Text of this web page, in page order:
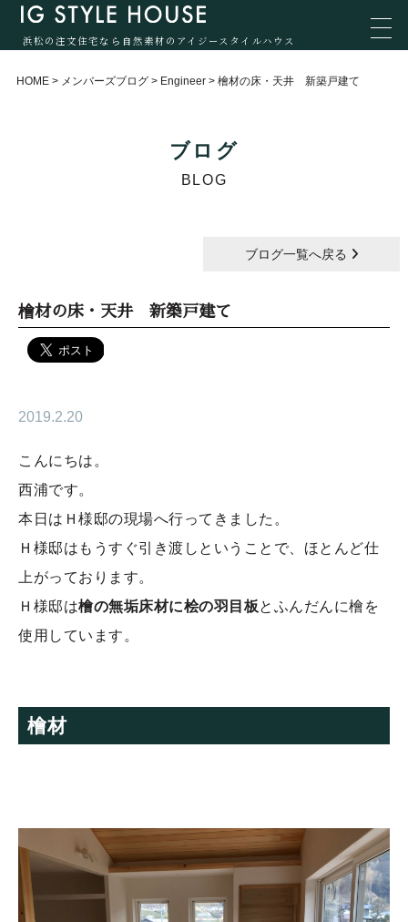
浜松の注文住宅なら自然素材のアイジースタイルハウス
HOME > メンバーズブログ > Engineer > 檜材の床・天井 新築戸建て
ブログ
BLOG
ブログ一覧へ戻る
檜材の床・天井 新築戸建て
2019.2.20
こんにちは。
西浦です。
本日はＨ様邸の現場へ行ってきました。
Ｈ様邸はもうすぐ引き渡しということで、ほとんど仕
上がっております。
Ｈ様邸は檜の無垢床材に桧の羽目板とふんだんに檜を
使用しています。
檜材